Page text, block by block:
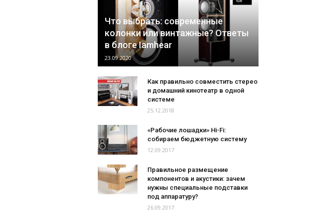
Что выбрать: современные
колонки или винтажные? Ответы
в блоге Iamhear
23.09.2020
Как правильно совместить стерео
и домашний кинотеатр в одной
системе
25.12.2018
«Рабочие лошадки» Hi-Fi:
собираем бюджетную систему
12.09.2017
Правильное размещение
компонентов и акустики: зачем
нужны специальные подставки
под аппаратуру?
26.09.2017